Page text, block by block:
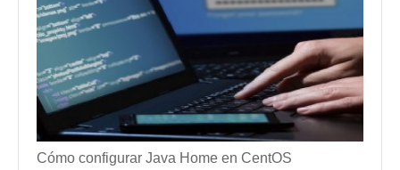
Cómo configurar Java Home en CentOS